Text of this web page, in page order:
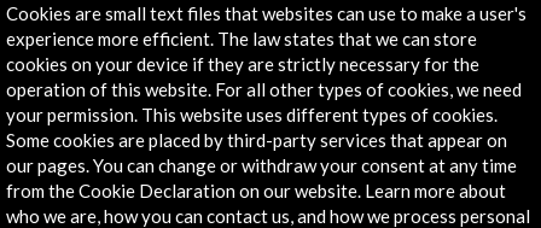
Subscribe to our Newsletter View latest Newsletter
Cookies are small text files that websites can use to make a user's
experience more efficient. The law states that we can store
cookies on your device if they are strictly necessary for the
operation of this website. For all other types of cookies, we need
your permission. This website uses different types of cookies.
Some cookies are placed by third-party services that appear on
our pages. You can change or withdraw your consent at any time
from the Cookie Declaration on our website. Learn more about
who we are, how you can contact us, and how we process personal